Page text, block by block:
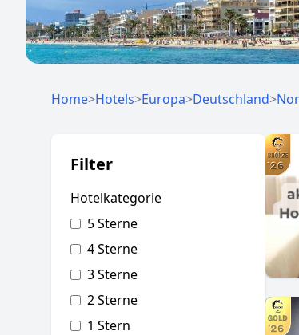
Home>Hotels>Europa>Deutschland>
Filter
Hotelkategorie
5 Sterne
4 Sterne
3 Sterne
2 Sterne
1 Stern